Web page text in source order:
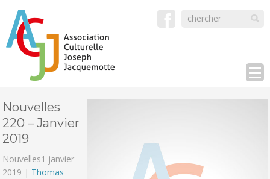
Nouvelles
220 – Janvier
2019
Nouvelles1 janvier
2019 | Thomas